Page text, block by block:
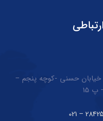
خیابان حسنی -کوچه پنجم –
15